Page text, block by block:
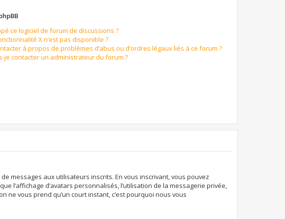
ce logiciel de forum de discussions ?
X n’est pas disponible ?
à propos de problèmes d’abus ou d’ordres légaux liés à ce forum ?
je contacter un administrateur du forum ?
messages aux utilisateurs inscrits. En vous inscrivant, vous pouvez
l’affichage d’avatars personnalisés, l’utilisation de la messagerie privée,
ne vous prend qu’un court instant, c’est pourquoi nous vous